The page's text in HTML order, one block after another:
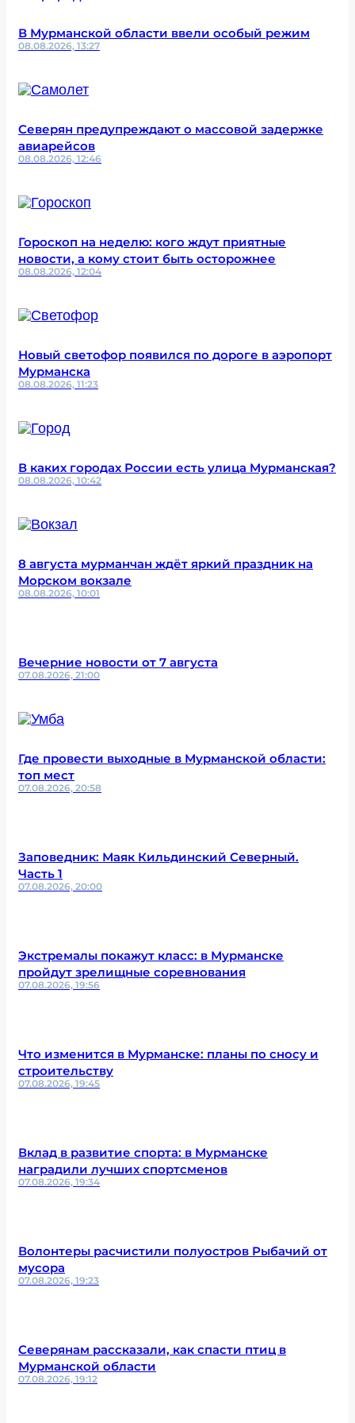
В Мурманской области ввели особый режим
08.08.2026, 13:27
Северян предупреждают о массовой задержке
авиарейсов
08.08.2026, 12:46
Гороскоп на неделю: кого ждут приятные
новости, а кому стоит быть осторожнее
08.08.2026, 12:04
Новый светофор появился по дороге в аэропорт
Мурманска
08.08.2026, 11:23
В каких городах России есть улица Мурманская?
08.08.2026, 10:42
8 августа мурманчан ждёт яркий праздник на
Морском вокзале
08.08.2026, 10:01
Вечерние новости от 7 августа
07.08.2026, 21:00
Где провести выходные в Мурманской области:
топ мест
07.08.2026, 20:58
Заповедник: Маяк Кильдинский Северный.
Часть 1
07.08.2026, 20:00
Экстремалы покажут класс: в Мурманске
пройдут зрелищные соревнования
07.08.2026, 19:56
Что изменится в Мурманске: планы по сносу и
строительству
07.08.2026, 19:45
Вклад в развитие спорта: в Мурманске
наградили лучших спортсменов
07.08.2026, 19:34
Волонтеры расчистили полуостров Рыбачий от
мусора
07.08.2026, 19:23
Северянам рассказали, как спасти птиц в
Мурманской области
07.08.2026, 19:12